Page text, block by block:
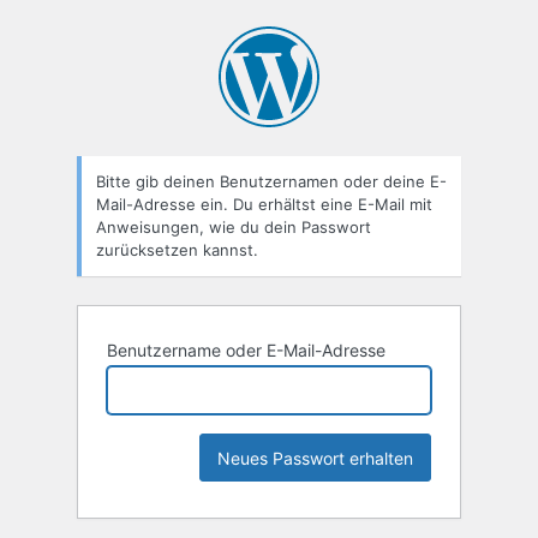
Bitte gib deinen Benutzernamen oder deine E-
Mail-Adresse ein. Du erhältst eine E-Mail mit
Anweisungen, wie du dein Passwort
zurücksetzen kannst.
Benutzername oder E-Mail-Adresse